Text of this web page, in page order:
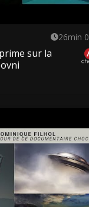
26min
sur la